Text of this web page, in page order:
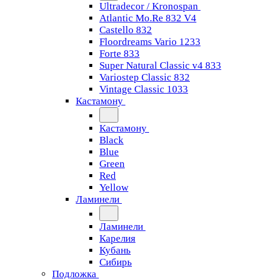
Ultradecor / Kronospan
Atlantic Mo.Re 832 V4
Castello 832
Floordreams Vario 1233
Forte 833
Super Natural Classic v4 833
Variostep Classic 832
Vintage Classic 1033
Кастамону
Кастамону
Black
Blue
Green
Red
Yellow
Ламинели
Ламинели
Карелия
Кубань
Сибирь
Подложка